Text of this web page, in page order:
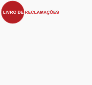
.